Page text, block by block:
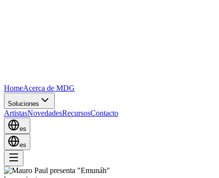
HomeAcerca de MDG
Soluciones
ArtistasNovedadesRecursosContacto
es
es